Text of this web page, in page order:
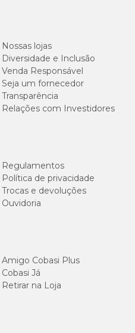
Nossas lojas
Diversidade e Inclusão
Venda Responsável
Seja um fornecedor
Transparência
Relações com Investidores
Regulamentos
Política de privacidade
Trocas e devoluções
Ouvidoria
Amigo Cobasi Plus
Cobasi Já
Retirar na Loja